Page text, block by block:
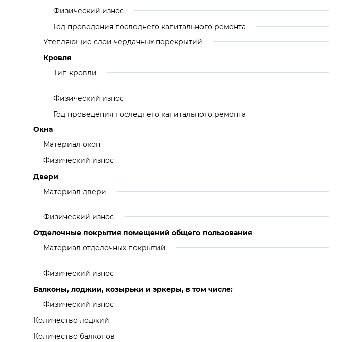
Физический износ
Год проведения последнего капитального ремонта
Утепляющие слои чердачных перекрытий
Кровля
Тип кровли
Физический износ
Год проведения последнего капитального ремонта
Окна
Материал окон
Физический износ
Двери
Материал двери
Физический износ
Отделочные покрытия помещений общего пользования
Материал отделочных покрытий
Физический износ
Балконы, лоджии, козырьки и эркеры, в том числе:
Физический износ
Количество лоджий
Количество балконов